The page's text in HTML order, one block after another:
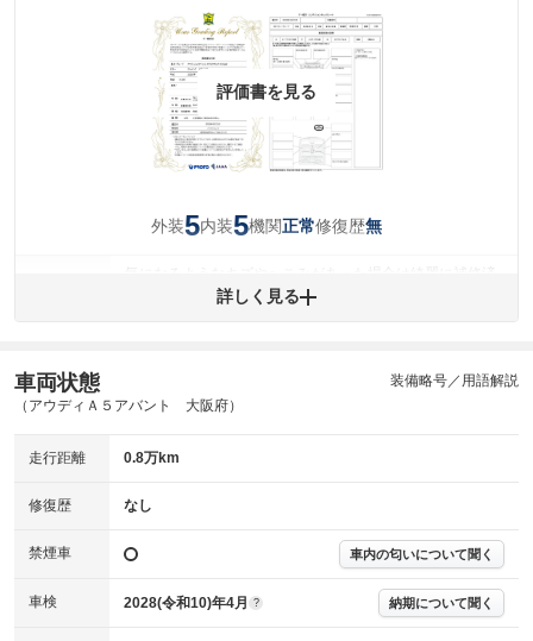
評価書を見る
外装5内装5機関正常修復歴無
みですが、 小さなキズやヘコミが残っている場合もありま
内装
(内装状態)
気になる汚れ等がない綺麗な室内を保っています。
下さい。
および表示項目が異なる場合がございます。
※グー鑑定の評価はあくまでも記載している鑑定日の鑑定結果となりま
詳しく見る
車両状態
（アウディＡ５アバント 大阪府）
装備略号／用語解説
走行距離 0.8万km
修復歴 なし
禁煙車 車内の匂いについて聞く
車検 2028(令和10)年4月 ? 納期について聞く